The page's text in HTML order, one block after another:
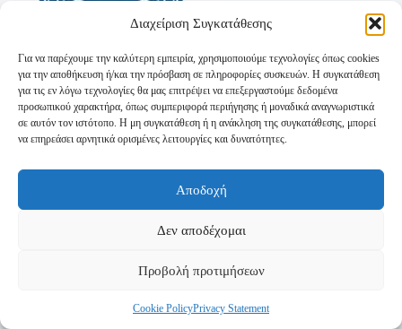
Διαχείριση Συγκατάθεσης
Για να παρέχουμε την καλύτερη εμπειρία, χρησιμοποιούμε τεχνολογίες όπως cookies
για την αποθήκευση ή/και την πρόσβαση σε πληροφορίες συσκευών. Η συγκατάθεση
για τις εν λόγω τεχνολογίες θα μας επιτρέψει να επεξεργαστούμε δεδομένα
προσωπικού χαρακτήρα, όπως συμπεριφορά περιήγησης ή μοναδικά αναγνωριστικά
σε αυτόν τον ιστότοπο. Η μη συγκατάθεση ή η ανάκληση της συγκατάθεσης, μπορεί
να επηρεάσει αρνητικά ορισμένες λειτουργίες και δυνατότητες.
Αποδοχή
Δεν αποδέχομαι
Προβολή προτιμήσεων
Cookie PolicyPrivacy Statement
Πολιτική Απορρήτου
Τρόποι Αποστολής
Τρόποι Πληρωμής